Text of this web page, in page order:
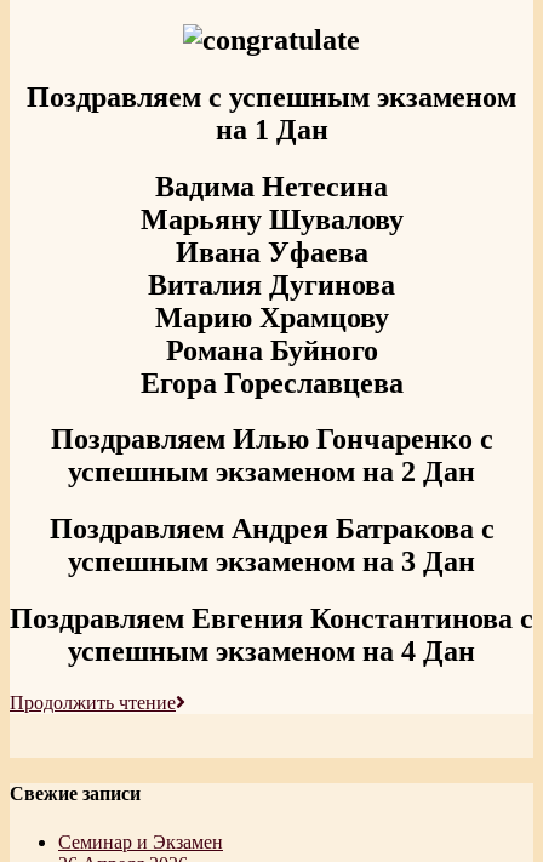
Поздравляем с успешным экзаменом
на 1 Дан
Вадима Нетесина
Марьяну Шувалову
Ивана Уфаева
Виталия Дугинова
Марию Храмцову
Романа Буйного
Егора Гореславцева
Поздравляем Илью Гончаренко с
успешным экзаменом на 2 Дан
Поздравляем Андрея Батракова с
успешным экзаменом на 3 Дан
Поздравляем Евгения Константинова с
успешным экзаменом на 4 Дан
Продолжить чтениеЭкзамен
Свежие записи
Семинар и Экзамен